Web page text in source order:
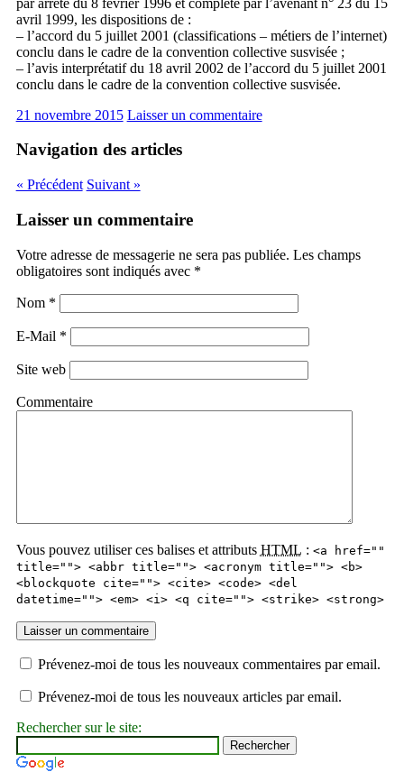
avril 1999, les dispositions de :
– l’accord du 5 juillet 2001 (classifications – métiers de l’internet)
conclu dans le cadre de la convention collective susvisée ;
– l’avis interprétatif du 18 avril 2002 de l’accord du 5 juillet 2001
conclu dans le cadre de la convention collective susvisée.
21 novembre 2015 Laisser un commentaire
Navigation des articles
« Précédent Suivant »
Laisser un commentaire
Votre adresse de messagerie ne sera pas publiée. Les champs
obligatoires sont indiqués avec *
Nom *
E-Mail *
Site web
Commentaire
Vous pouvez utiliser ces balises et attributs HTML : <a href=""
title=""> <abbr title=""> <acronym title=""> <b>
<blockquote cite=""> <cite> <code> <del
datetime=""> <em> <i> <q cite=""> <strike> <strong>
Prévenez-moi de tous les nouveaux commentaires par email.
Prévenez-moi de tous les nouveaux articles par email.
Rechercher sur le site: